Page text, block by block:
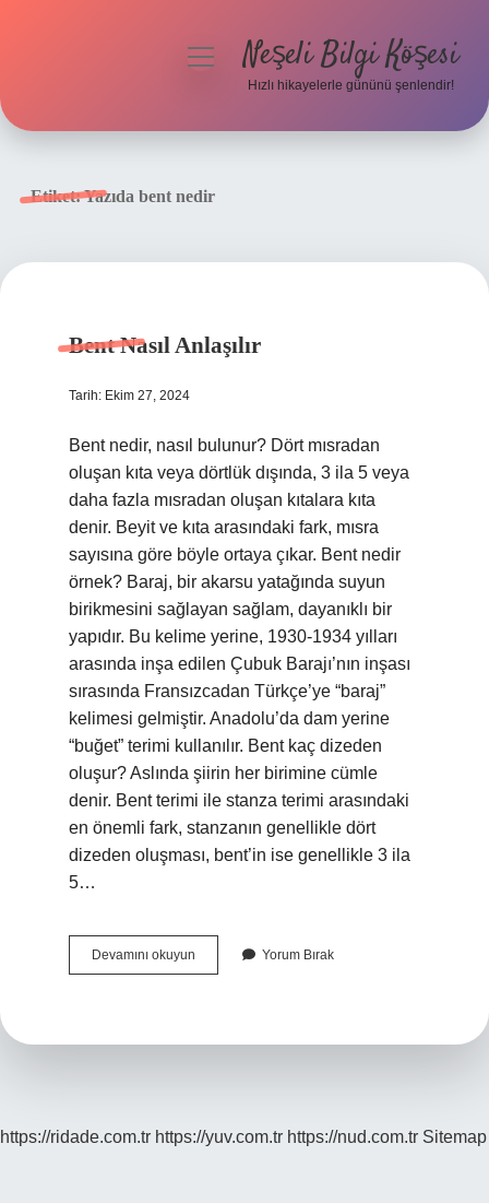
menüyüNeşeli Bilgi Köşesi
Hızlı hikayelerle gününü şenlendir!
Etiket:Yazıda bent nedir
Bent Nasıl Anlaşılır
Tarih: Ekim 27, 2024
Bent nedir, nasıl bulunur? Dört mısradan
oluşan kıta veya dörtlük dışında, 3 ila 5 veya
daha fazla mısradan oluşan kıtalara kıta
denir. Beyit ve kıta arasındaki fark, mısra
sayısına göre böyle ortaya çıkar. Bent nedir
örnek? Baraj, bir akarsu yatağında suyun
birikmesini sağlayan sağlam, dayanıklı bir
yapıdır. Bu kelime yerine, 1930-1934 yılları
arasında inşa edilen Çubuk Barajı’nın inşası
sırasında Fransızcadan Türkçe’ye “baraj”
kelimesi gelmiştir. Anadolu’da dam yerine
“buğet” terimi kullanılır. Bent kaç dizeden
oluşur? Aslında şiirin her birimine cümle
denir. Bent terimi ile stanza terimi arasındaki
en önemli fark, stanzanın genellikle dört
dizeden oluşması, bent’in ise genellikle 3 ila
5…
Devamını okuyun
Nasıl
Yorum Bırak
https://ridade.com.tr https://yuv.com.tr https://nud.com.tr Sitemap